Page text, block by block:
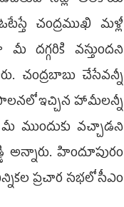
చంద్రముఖి మళ్లీ
మీ దగ్గరికి వస్తుందని
చంద్రబాబు చేసేవన్నీ
ఇచ్చిన హామీలన్నీ
ముందుకు వచ్చాడని
హిందూపురం
ప్రచార స‌భ‌లో సీఎం